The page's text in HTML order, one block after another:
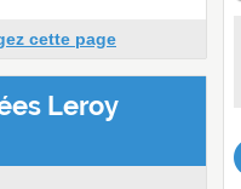
cette page
Leroy